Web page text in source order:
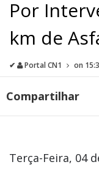
Por
km de
✔ Portal CN1 on
Compartilhar
Terça-Feira, 04